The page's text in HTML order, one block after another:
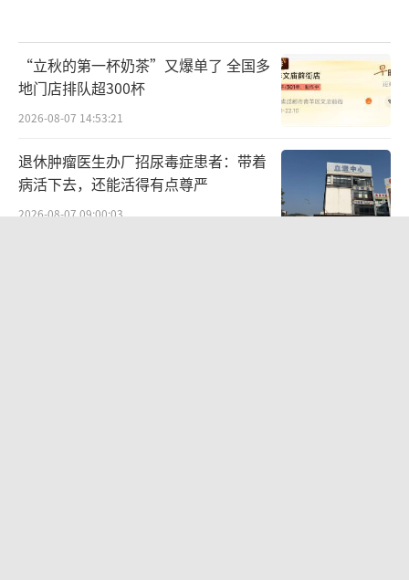
“立秋的第一杯奶茶”又爆单了 全国多
地门店排队超300杯
2026-08-07 14:53:21
退休肿瘤医生办厂招尿毒症患者：带着
病活下去，还能活得有点尊严
2026-08-07 09:00:03